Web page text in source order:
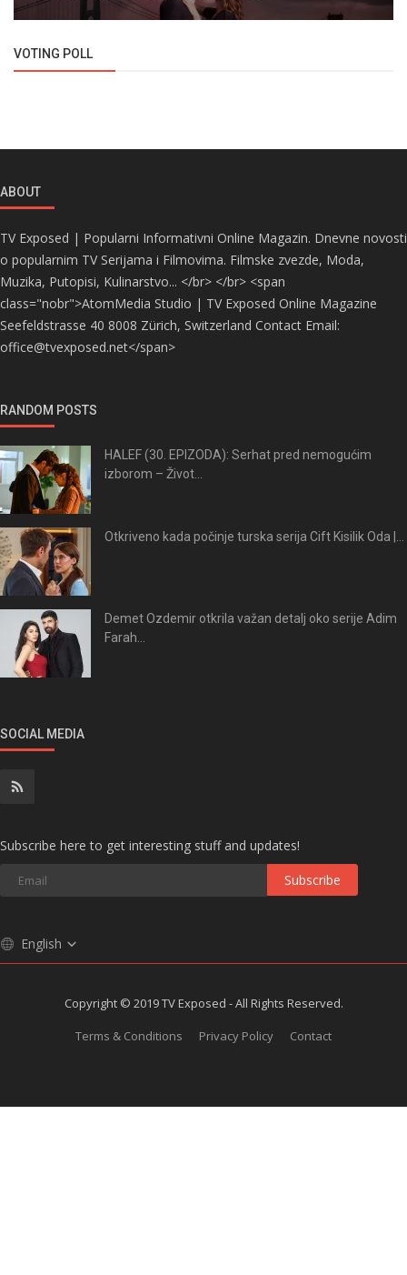
VOTING POLL
ABOUT
TV Exposed | Popularni Informativni Online Magazin. Dnevne novosti
o popularnim TV Serijama i Filmovima. Filmske zvezde, Moda,
Muzika, Putopisi, Kulinarstvo... </br> </br> <span
class="nobr">AtomMedia Studio | TV Exposed Online Magazine
Seefeldstrasse 40 8008 Zürich, Switzerland Contact Email:
office@tvexposed.net</span>
RANDOM POSTS
HALEF (30. EPIZODA): Serhat pred nemogućim
izborom – Život...
Otkriveno kada počinje turska serija Cift Kisilik Oda |...
Demet Ozdemir otkrila važan detalj oko serije Adim
Farah...
SOCIAL MEDIA
Subscribe here to get interesting stuff and updates!
Subscribe
English
Copyright © 2019 TV Exposed - All Rights Reserved.
Terms & Conditions
Privacy Policy Contact